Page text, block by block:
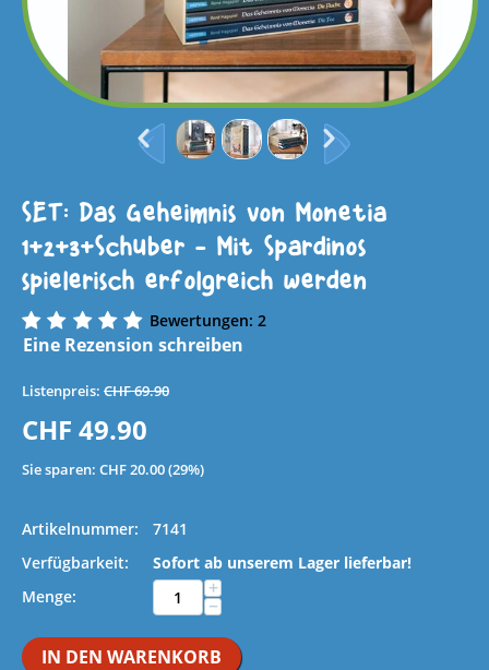
SET: Das Geheimnis von Monetia
1+2+3+Schuber - Mit Spardinos
spielerisch erfolgreich werden
Bewertungen: 2
Eine Rezension schreiben
Listenpreis: CHF69.90
CHF 49.90
Sie sparen: CHF20.00(29%)
Artikelnummer:
7141
Verfügbarkeit:
Sofort ab unserem Lager lieferbar!
Menge:
+
−
IN DEN WARENKORB